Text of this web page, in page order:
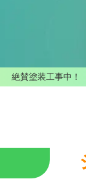
絶賛塗装工事中！